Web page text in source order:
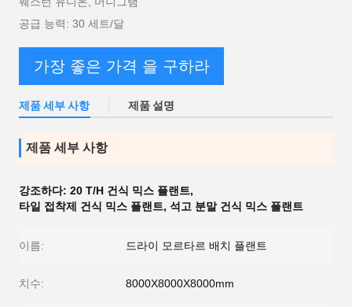
공급 능력: 30 세트/달
가장 좋은 가격 을 구하라
제품 세부 사항 제품 설명
제품 세부 사항
강조하다: 20 T/H 건식 믹스 플랜트,
타일 접착제 건식 믹스 플랜트, 석고 분말 건식 믹스 플랜트
이름: 드라이 모르타르 배치 플랜트
치수: 8000X8000X8000mm